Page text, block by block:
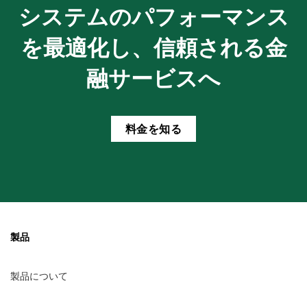
システムのパフォーマンス
を最適化し、信頼される金
融サービスへ
料金を知る
製品
製品について